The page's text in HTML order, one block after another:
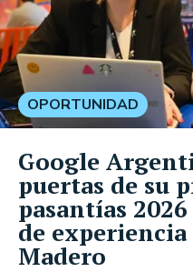
OPORTUNIDAD
Google
puertas de su
pasantías
de
Madero